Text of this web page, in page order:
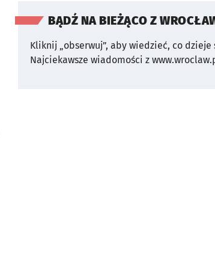
BĄDŹ NA BIEŻĄCO Z
Kliknij „obserwuj”, aby wiedzieć, co dzieje
Najciekawsze wiadomości z